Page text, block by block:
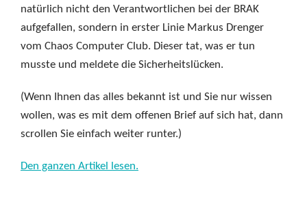
natürlich nicht den Verantwortlichen bei der BRAK
aufgefallen, sondern in erster Linie Markus Drenger
vom Chaos Computer Club. Dieser tat, was er tun
musste und meldete die Sicherheitslücken.
(Wenn Ihnen das alles bekannt ist und Sie nur wissen
wollen, was es mit dem offenen Brief auf sich hat, dann
scrollen Sie einfach weiter runter.)
Den ganzen Artikel lesen.